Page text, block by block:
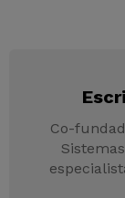
o
k
Co-